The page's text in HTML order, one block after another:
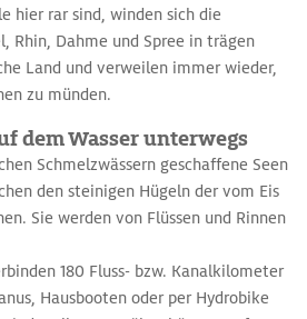
hier rar sind, winden sich die
Rhin, Dahme und Spree in trägen
Land und verweilen immer wieder,
zu münden.
dem Wasser unterwegs
Schmelz­wässern geschaffene Seen
den steinigen Hügeln der vom Eis
Sie werden von Flüssen und Rinnen
180 Fluss- bzw. Kanalkilometer
Hausbooten oder per Hydrobike